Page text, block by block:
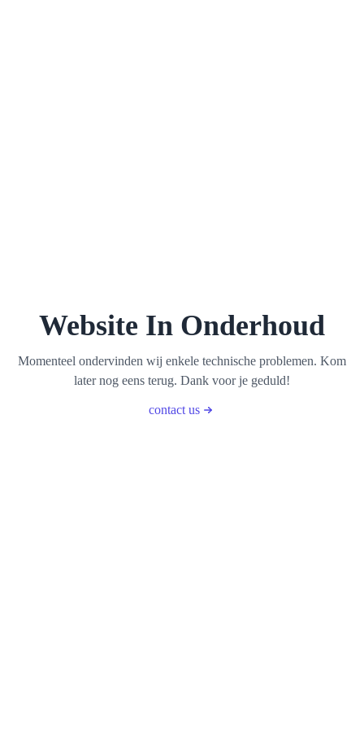
Website In Onderhoud
Momenteel ondervinden wij enkele technische problemen. Kom
later nog eens terug. Dank voor je geduld!
contact us